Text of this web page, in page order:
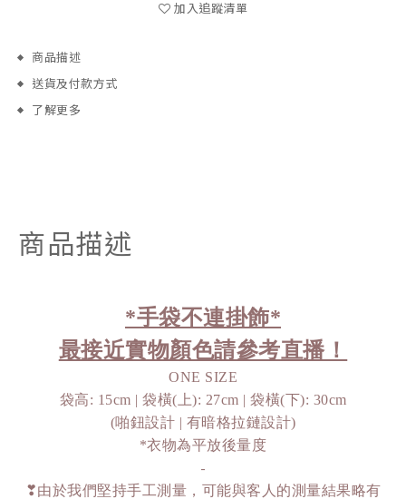
加入追蹤清單
商品描述
送貨及付款方式
了解更多
商品描述
*手袋不連掛飾*
最接近實物顏色請參考直播！
ONE SIZE
袋高: 15cm | 袋橫(上): 27cm | 袋橫(下): 30cm
(啪鈕設計 | 有暗格拉鏈設計)
*衣物為平放後量度
-
❣由於我們堅持手工測量，可能與客人的測量結果略有